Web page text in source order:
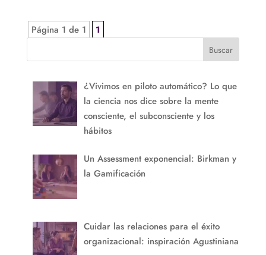
Página 1 de 1 1
Buscar
¿Vivimos en piloto automático? Lo que
la ciencia nos dice sobre la mente
consciente, el subconsciente y los
hábitos
Un Assessment exponencial: Birkman y
la Gamificación
Cuidar las relaciones para el éxito
organizacional: inspiración Agustiniana